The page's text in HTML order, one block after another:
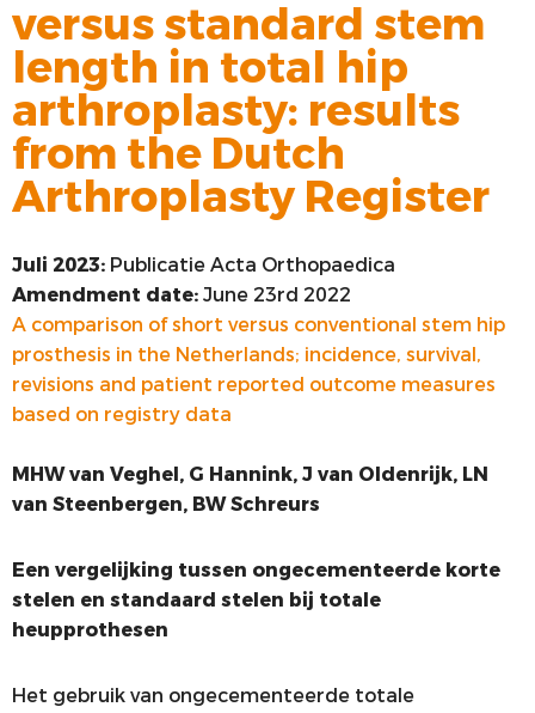
VOORSTE KRUISBAND
SYNTHETISEREN VAN LROI-DATA
versus standard stem
length in total hip
arthroplasty: results
from the Dutch
Arthroplasty Register
Juli 2023: Publicatie Acta Orthopaedica
Amendment date:June 23rd 2022
A comparison of short versus conventional stem hip
prosthesis in the Netherlands; incidence, survival,
revisions and patient reported outcome measures
based on registry data
MHW van Veghel, G Hannink, J van Oldenrijk, LN
van Steenbergen, BW Schreurs
Een vergelijking tussen ongecementeerde korte
stelen en standaard stelen bij totale
heupprothesen
Het gebruik van ongecementeerde totale